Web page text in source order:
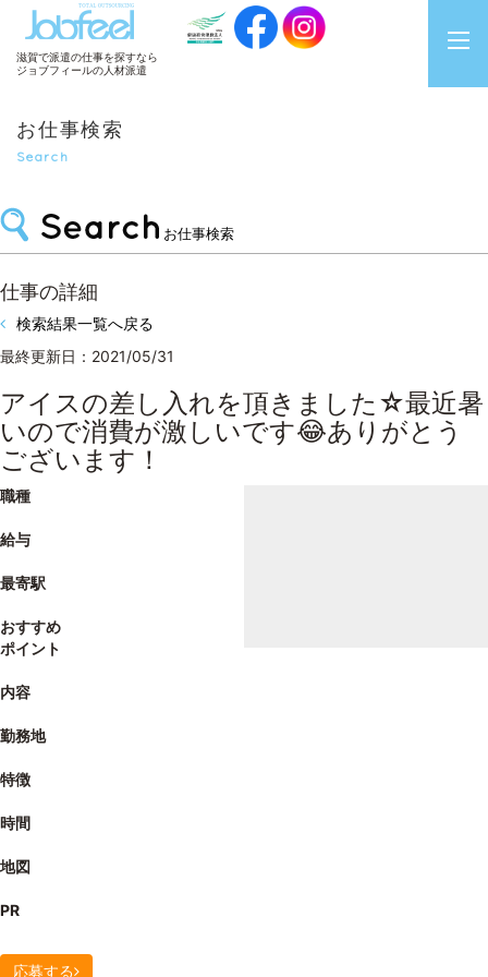
JobFeel
滋賀で派遣の仕事を探すなら
ジョブフィールの人材派遣
お仕事検索
Search
お仕事検索
仕事の詳細
検索結果一覧へ戻る
最終更新日：2021/05/31
アイスの差し入れを頂きました☆最近暑
いので消費が激しいです😂ありがとう
ございます！
職種
給与
最寄駅
おすすめ
ポイント
内容
勤務地
特徴
時間
地図
PR
応募する